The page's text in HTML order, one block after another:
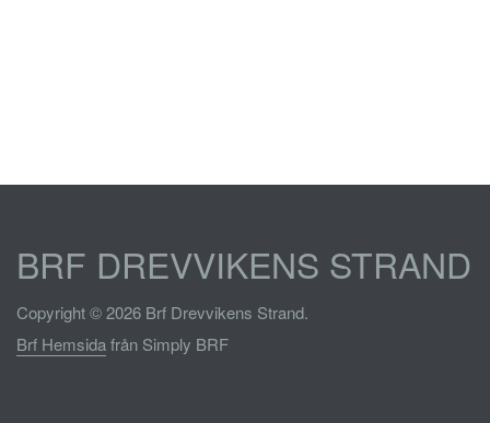
BRF DREVVIKENS STRAND
Copyright © 2026 Brf Drevvikens Strand.
Brf Hemsidafrån Simply BRF